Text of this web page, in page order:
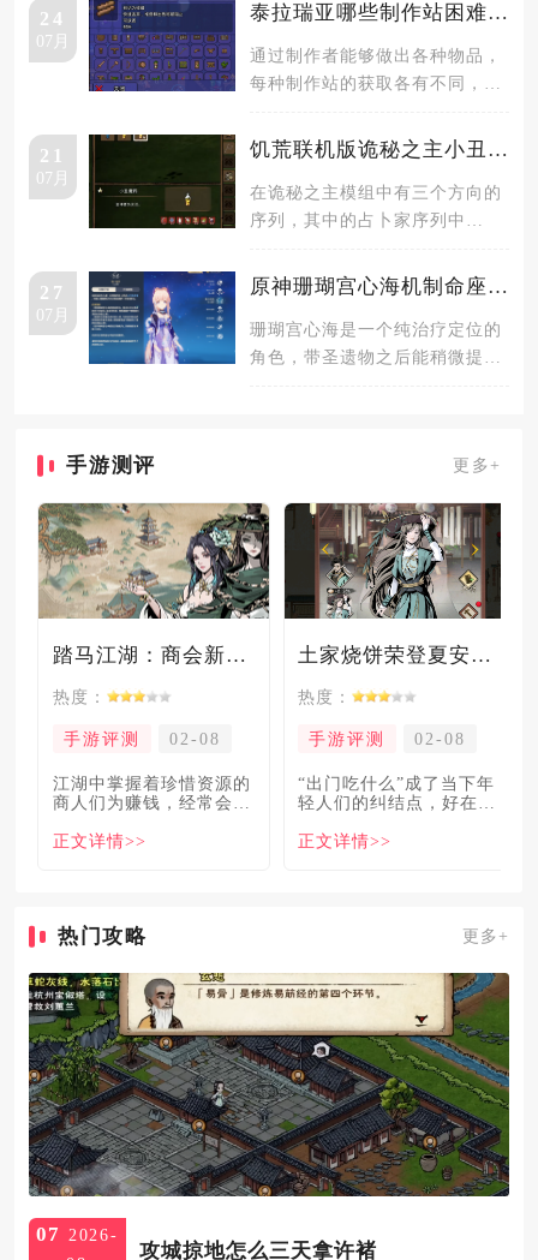
24
07月
泰拉瑞亚哪些制作站困难模式才能获得
通过制作者能够做出各种物品，
每种制作站的获取各有不同，有
之后才
21
07月
饥荒联机版诡秘之主小丑魔药有什么用
在诡秘之主模组中有三个方向的
序列，其中的占卜家序列中
药来进
27
07月
原神珊瑚宫心海机制命座是什么
珊瑚宫心海是一个纯治疗定位的
角色，带圣遗物之后能稍微提供
手游测评 更多+
踏马江湖：商会新玩法坑惨奸商，拼多多砍一砍洗脑夏安！
热度：
手游评测 02-08
​江湖中掌握着珍惜资源的
商人们为赚钱，经常会让
倍，
正文详情>>
土家烧饼荣登夏安必吃榜？烧饼西施摇身成流量网红！
热度：
手游评测 02-08
“出门吃什么”成了当下年
轻人们的纠结点，好在美
解
正文详情>>
热门攻略 更多+
07 2026-
攻城掠地怎么三天拿许褚